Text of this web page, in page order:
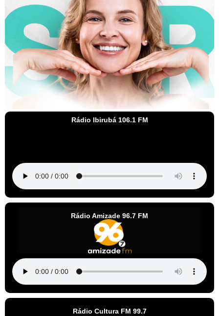
Rádio Ibirubá 106.1 FM
Rádio Amizade 96.7 FM
Rádio Cultura FM 99.7